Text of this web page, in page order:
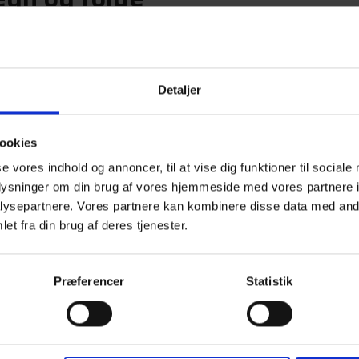
Detaljer
vores indhold og annoncer, til at vise dig funktioner til sociale
om din brug af vores hjemmeside med vores partnere
Vores partnere kan kombinere disse data med
fra din brug af deres tjenester.
Præferencer Statistik
hegn omkring en fold eller dyreindhegning, er modellerne
matcher stilen på vores forskellige lægtehegn i træ og
så du kan vælge det udtryk, der passer bedst til dit
med til at løfte helhedsindtrykket af din indhegning.
Poda
om du søger en låge til indkørsel i træ, en klassisk
at finde den rigtige trælåge, som matcher dine behov og
uforpligtende tilbud på din nye trælåge.